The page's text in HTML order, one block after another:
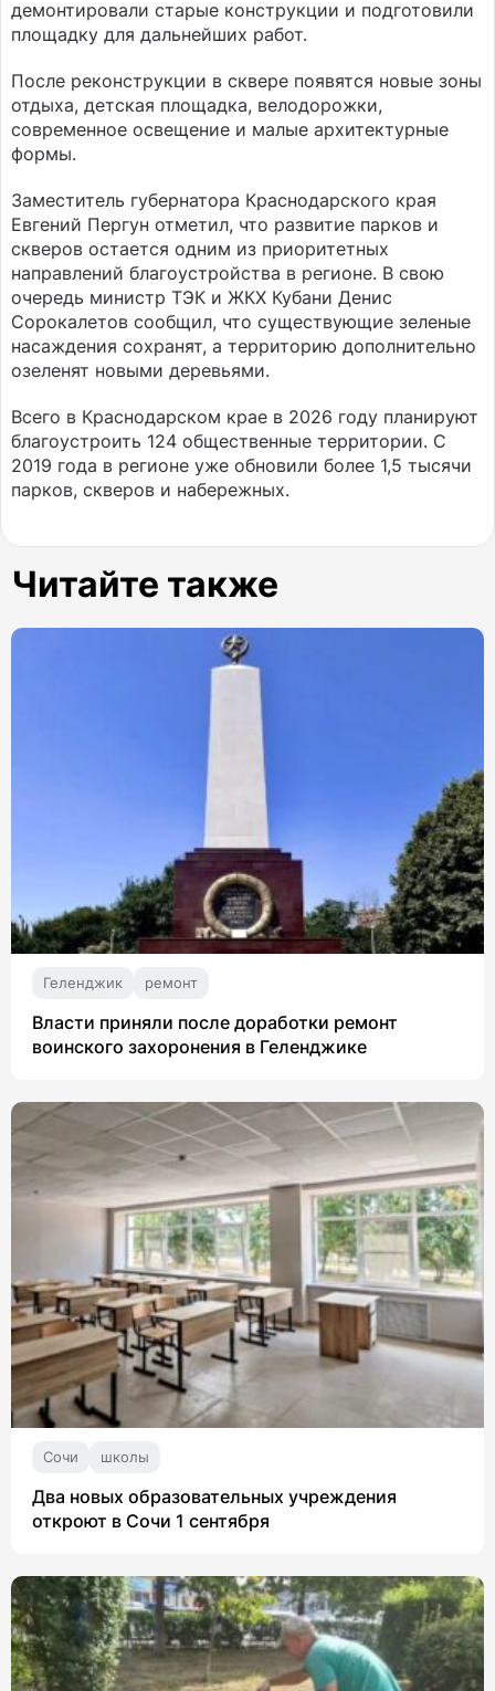
демонтировали старые конструкции и подготовили
площадку для дальнейших работ.
После реконструкции в сквере появятся новые зоны
отдыха, детская площадка, велодорожки,
современное освещение и малые архитектурные
формы.
Заместитель губернатора Краснодарского края
Евгений Пергун отметил, что развитие парков и
скверов остается одним из приоритетных
направлений благоустройства в регионе. В свою
очередь министр ТЭК и ЖКХ Кубани Денис
Сорокалетов сообщил, что существующие зеленые
насаждения сохранят, а территорию дополнительно
озеленят новыми деревьями.
Всего в Краснодарском крае в 2026 году планируют
благоустроить 124 общественные территории. С
2019 года в регионе уже обновили более 1,5 тысячи
парков, скверов и набережных.
Читайте также
Геленджик ремонт
Власти приняли после доработки ремонт
воинского захоронения в Геленджике
Сочи школы
Два новых образовательных учреждения
откроют в Сочи 1 сентября